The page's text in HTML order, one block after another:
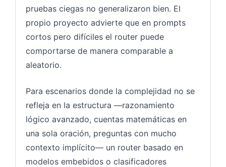
pruebas ciegas no generalizaron bien. El
propio proyecto advierte que en prompts
cortos pero difíciles el router puede
comportarse de manera comparable a
aleatorio.
Para escenarios donde la complejidad no se
refleja en la estructura —razonamiento
lógico avanzado, cuentas matemáticas en
una sola oración, preguntas con mucho
contexto implícito— un router basado en
modelos embebidos o clasificadores